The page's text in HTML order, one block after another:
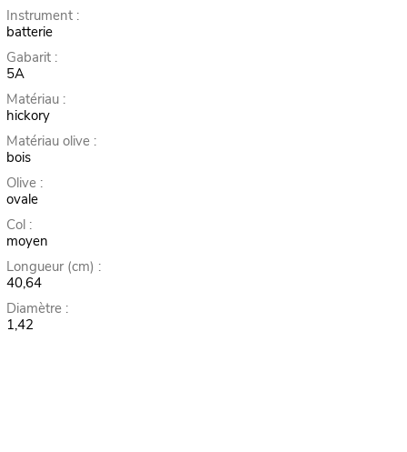
Instrument :
batterie
Gabarit :
5A
Matériau :
hickory
Matériau olive :
bois
Olive :
ovale
Col :
moyen
Longueur (cm) :
40,64
Diamètre :
1,42